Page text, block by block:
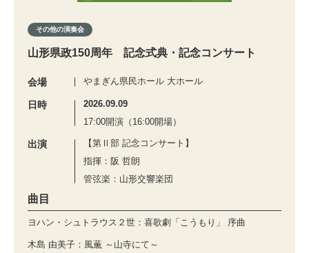
その他の演奏会
山形県政150周年 記念式典・記念コンサート
会場 やまぎん県民ホール 大ホール
日時
2026.09.09
17:00開演（16:00開場）
出演
【第Ⅱ部 記念コンサート】
指揮：阪 哲朗
管弦楽：山形交響楽団
曲目
ヨハン・シュトラウス２世：喜歌劇「こうもり」 序曲
木島 由美子：風薫 ～山寺にて～